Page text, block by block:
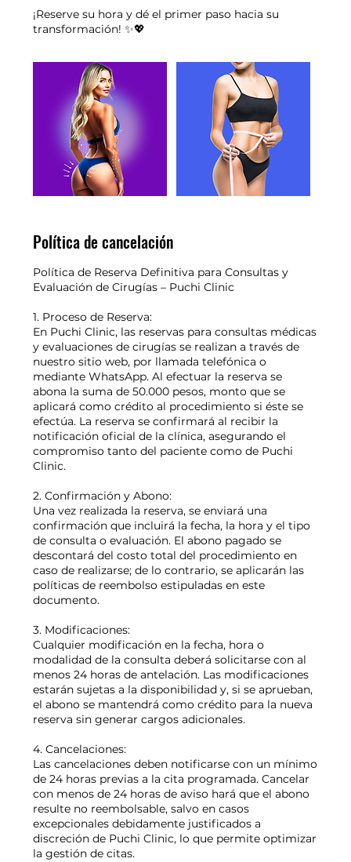
¡Reserve su hora y dé el primer paso hacia su
transformación! ✨💖
Política de cancelación
Política de Reserva Definitiva para Consultas y
Evaluación de Cirugías – Puchi Clinic
1. Proceso de Reserva:
En Puchi Clinic, las reservas para consultas médicas
y evaluaciones de cirugías se realizan a través de
nuestro sitio web, por llamada telefónica o
mediante WhatsApp. Al efectuar la reserva se
abona la suma de 50.000 pesos, monto que se
aplicará como crédito al procedimiento si éste se
efectúa. La reserva se confirmará al recibir la
notificación oficial de la clínica, asegurando el
compromiso tanto del paciente como de Puchi
Clinic.
2. Confirmación y Abono:
Una vez realizada la reserva, se enviará una
confirmación que incluirá la fecha, la hora y el tipo
de consulta o evaluación. El abono pagado se
descontará del costo total del procedimiento en
caso de realizarse; de lo contrario, se aplicarán las
políticas de reembolso estipuladas en este
documento.
3. Modificaciones:
Cualquier modificación en la fecha, hora o
modalidad de la consulta deberá solicitarse con al
menos 24 horas de antelación. Las modificaciones
estarán sujetas a la disponibilidad y, si se aprueban,
el abono se mantendrá como crédito para la nueva
reserva sin generar cargos adicionales.
4. Cancelaciones:
Las cancelaciones deben notificarse con un mínimo
de 24 horas previas a la cita programada. Cancelar
con menos de 24 horas de aviso hará que el abono
resulte no reembolsable, salvo en casos
excepcionales debidamente justificados a
discreción de Puchi Clinic, lo que permite optimizar
la gestión de citas.